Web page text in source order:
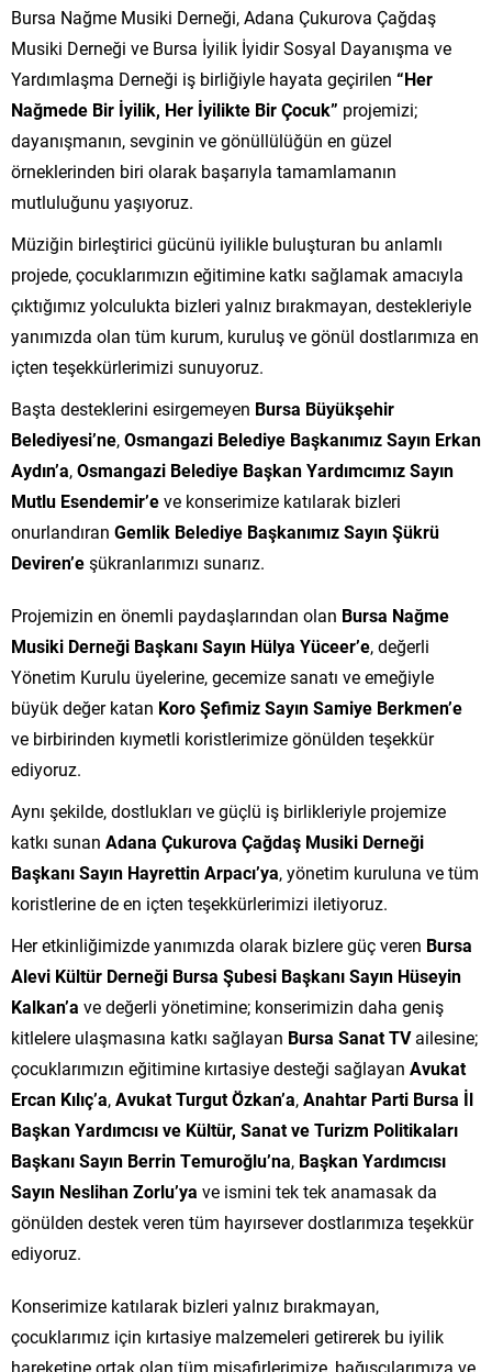
Bursa Nağme Musiki Derneği, Adana Çukurova Çağdaş
Musiki Derneği ve Bursa İyilik İyidir Sosyal Dayanışma ve
Yardımlaşma Derneği iş birliğiyle hayata geçirilen “Her
Nağmede Bir İyilik, Her İyilikte Bir Çocuk” projemizi;
dayanışmanın, sevginin ve gönüllülüğün en güzel
örneklerinden biri olarak başarıyla tamamlamanın
mutluluğunu yaşıyoruz.
Müziğin birleştirici gücünü iyilikle buluşturan bu anlamlı
projede, çocuklarımızın eğitimine katkı sağlamak amacıyla
çıktığımız yolculukta bizleri yalnız bırakmayan, destekleriyle
yanımızda olan tüm kurum, kuruluş ve gönül dostlarımıza en
içten teşekkürlerimizi sunuyoruz.
Başta desteklerini esirgemeyen Bursa Büyükşehir
Belediyesi’ne,Osmangazi Belediye Başkanımız Sayın Erkan
Aydın’a,Osmangazi Belediye Başkan Yardımcımız Sayın
Mutlu Esendemir’eve konserimize katılarak bizleri
onurlandıran Gemlik Belediye Başkanımız Sayın Şükrü
Deviren’eşükranlarımızı sunarız.
Projemizin en önemli paydaşlarından olan Bursa Nağme
Musiki Derneği Başkanı Sayın Hülya Yüceer’e, değerli
Yönetim Kurulu üyelerine, gecemize sanatı ve emeğiyle
büyük değer katan Koro Şefimiz Sayın Samiye Berkmen’e
ve birbirinden kıymetli koristlerimize gönülden teşekkür
ediyoruz.
Aynı şekilde, dostlukları ve güçlü iş birlikleriyle projemize
katkı sunan Adana Çukurova Çağdaş Musiki Derneği
Başkanı Sayın Hayrettin Arpacı’ya, yönetim kuruluna ve tüm
koristlerine de en içten teşekkürlerimizi iletiyoruz.
Her etkinliğimizde yanımızda olarak bizlere güç veren Bursa
Alevi Kültür Derneği Bursa Şubesi Başkanı Sayın Hüseyin
Kalkan’a ve değerli yönetimine; konserimizin daha geniş
kitlelere ulaşmasına katkı sağlayan Bursa Sanat TVailesine;
çocuklarımızın eğitimine kırtasiye desteği sağlayan Avukat
Ercan Kılıç’a,Avukat Turgut Özkan’a,Anahtar Parti Bursa İl
Başkan Yardımcısı ve Kültür, Sanat ve Turizm Politikaları
Başkanı Sayın Berrin Temuroğlu’na, Başkan Yardımcısı
Sayın Neslihan Zorlu’ya ve ismini tek tek anamasak da
gönülden destek veren tüm hayırsever dostlarımıza teşekkür
ediyoruz.
Konserimize katılarak bizleri yalnız bırakmayan,
çocuklarımız için kırtasiye malzemeleri getirerek bu iyilik
hareketine ortak olan tüm misafirlerimize, bağışçılarımıza ve